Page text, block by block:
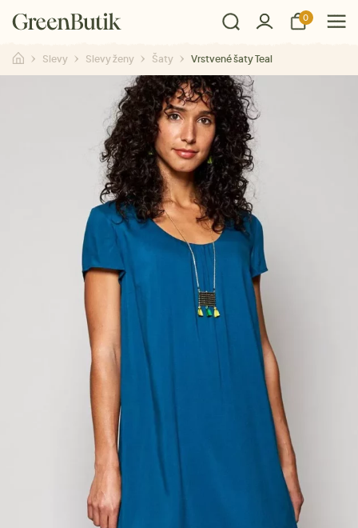
0
Slevy Slevy ženy Šaty Vrstvené šaty Teal